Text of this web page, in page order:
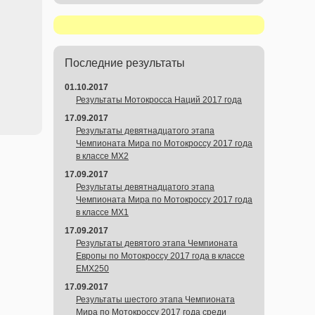
Последние результаты
01.10.2017
Результаты Мотокросса Наций 2017 года
17.09.2017
Результаты девятнадцатого этапа
Чемпионата Мира по Мотокроссу 2017 года
в классе MX2
17.09.2017
Результаты девятнадцатого этапа
Чемпионата Мира по Мотокроссу 2017 года
в классе MX1
17.09.2017
Результаты девятого этапа Чемпионата
Европы по Мотокроссу 2017 года в классе
EMX250
17.09.2017
Результаты шестого этапа Чемпионата
Мира по Мотокроссу 2017 года среди